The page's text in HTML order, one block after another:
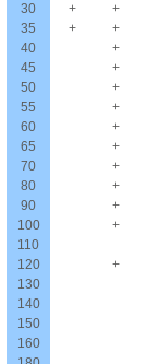
30
+
+
35
+
+
40
+
45
+
50
+
55
+
60
+
65
+
70
+
80
+
90
+
100
+
110
120
+
130
140
150
160